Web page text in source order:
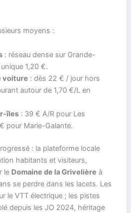
moyens :
: réseau dense sur Grande-
1,20 €.
voiture : dès 22 € / jour hors
autour de 1,70 €/L en
îles: 39 € A/R pour Les
pour Marie-Galante.
: la plateforme locale
habitants et visiteurs,
le Domaine de la Grivelière à
se perdre dans les lacets. Les
le VTT électrique ; les pistes
depuis les JO 2024, héritage